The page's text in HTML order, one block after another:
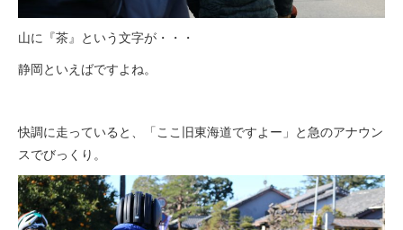
山に『茶』という文字が・・・
静岡といえばですよね。
快調に走っていると、「ここ旧東海道ですよー」と急のアナウン
スでびっくり。